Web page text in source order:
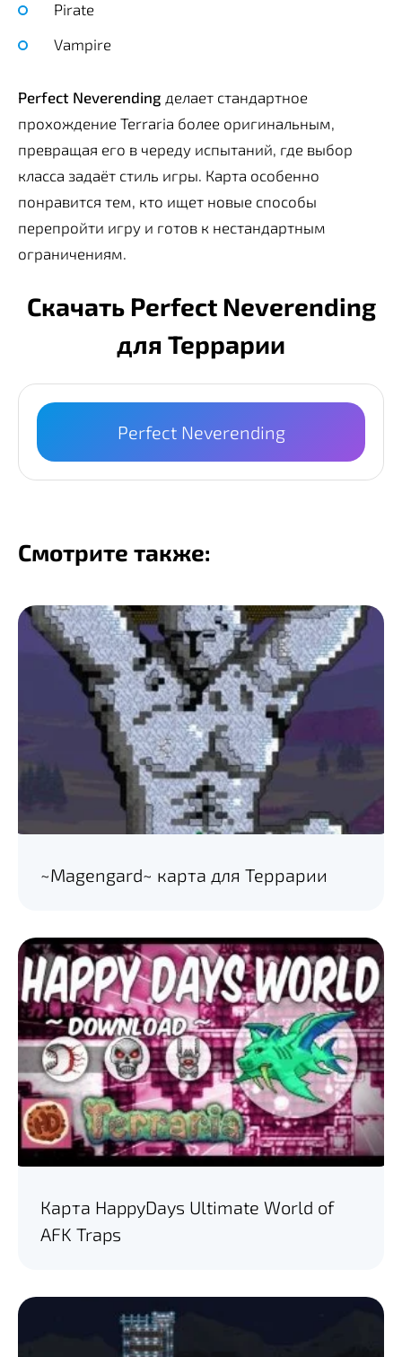
Pirate
Vampire
Perfect Neverending делает стандартное
прохождение Terraria более оригинальным,
превращая его в череду испытаний, где выбор
класса задаёт стиль игры. Карта особенно
понравится тем, кто ищет новые способы
перепройти игру и готов к нестандартным
ограничениям.
Скачать Perfect Neverending
для Террарии
Perfect Neverending
Смотрите также:
~Magengard~ карта для Террарии
Карта HappyDays Ultimate World of
AFK Traps